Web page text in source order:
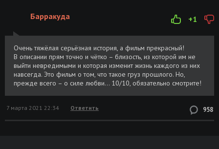
+1
Барракуда
Очень тяжёлая серьёзная история, а фильм прекрасный!
В описании прям точно и чётко – близость, из которой им не
выйти невредимыми и которая изменит жизнь каждого из них
навсегда. Это фильм о том, что такое груз прошлого. Но,
прежде всего – о силе любви… 10/10, обязательно смотрите!
958
7 марта 2021 22:34 Ответить